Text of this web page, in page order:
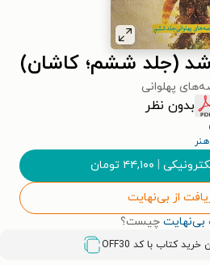
(جلد ششم؛ کاشان)
پهلوانی
بدون نظر
| ۴۴,۱۰۰ تومان
از بی‌نهایت
بی‌نهایت چیست؟
OFF30